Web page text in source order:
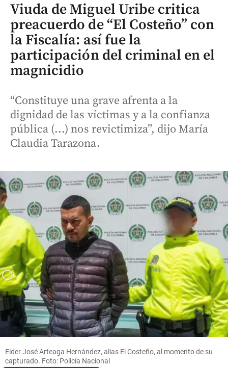
Viuda de Miguel Uribe critica
preacuerdo de “El Costeño” con
la Fiscalía: así fue la
participación del criminal en el
magnicidio
“Constituye una grave afrenta a la
dignidad de las víctimas y a la confianza
pública (...) nos revictimiza”, dijo María
Claudia Tarazona.
Elder José Arteaga Hernández, alias El Costeño, al momento de su
capturado. Foto: Policía Nacional